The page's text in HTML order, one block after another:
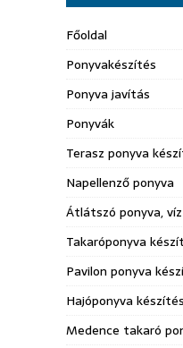
Főoldal
Ponyvakészítés
Ponyva javítás
Ponyvák
Terasz ponyva
Napellenző ponyva
Átlátszó ponyva,
Takaróponyva
Pavilon ponyva
Hajóponyva készítés
Medence takaró